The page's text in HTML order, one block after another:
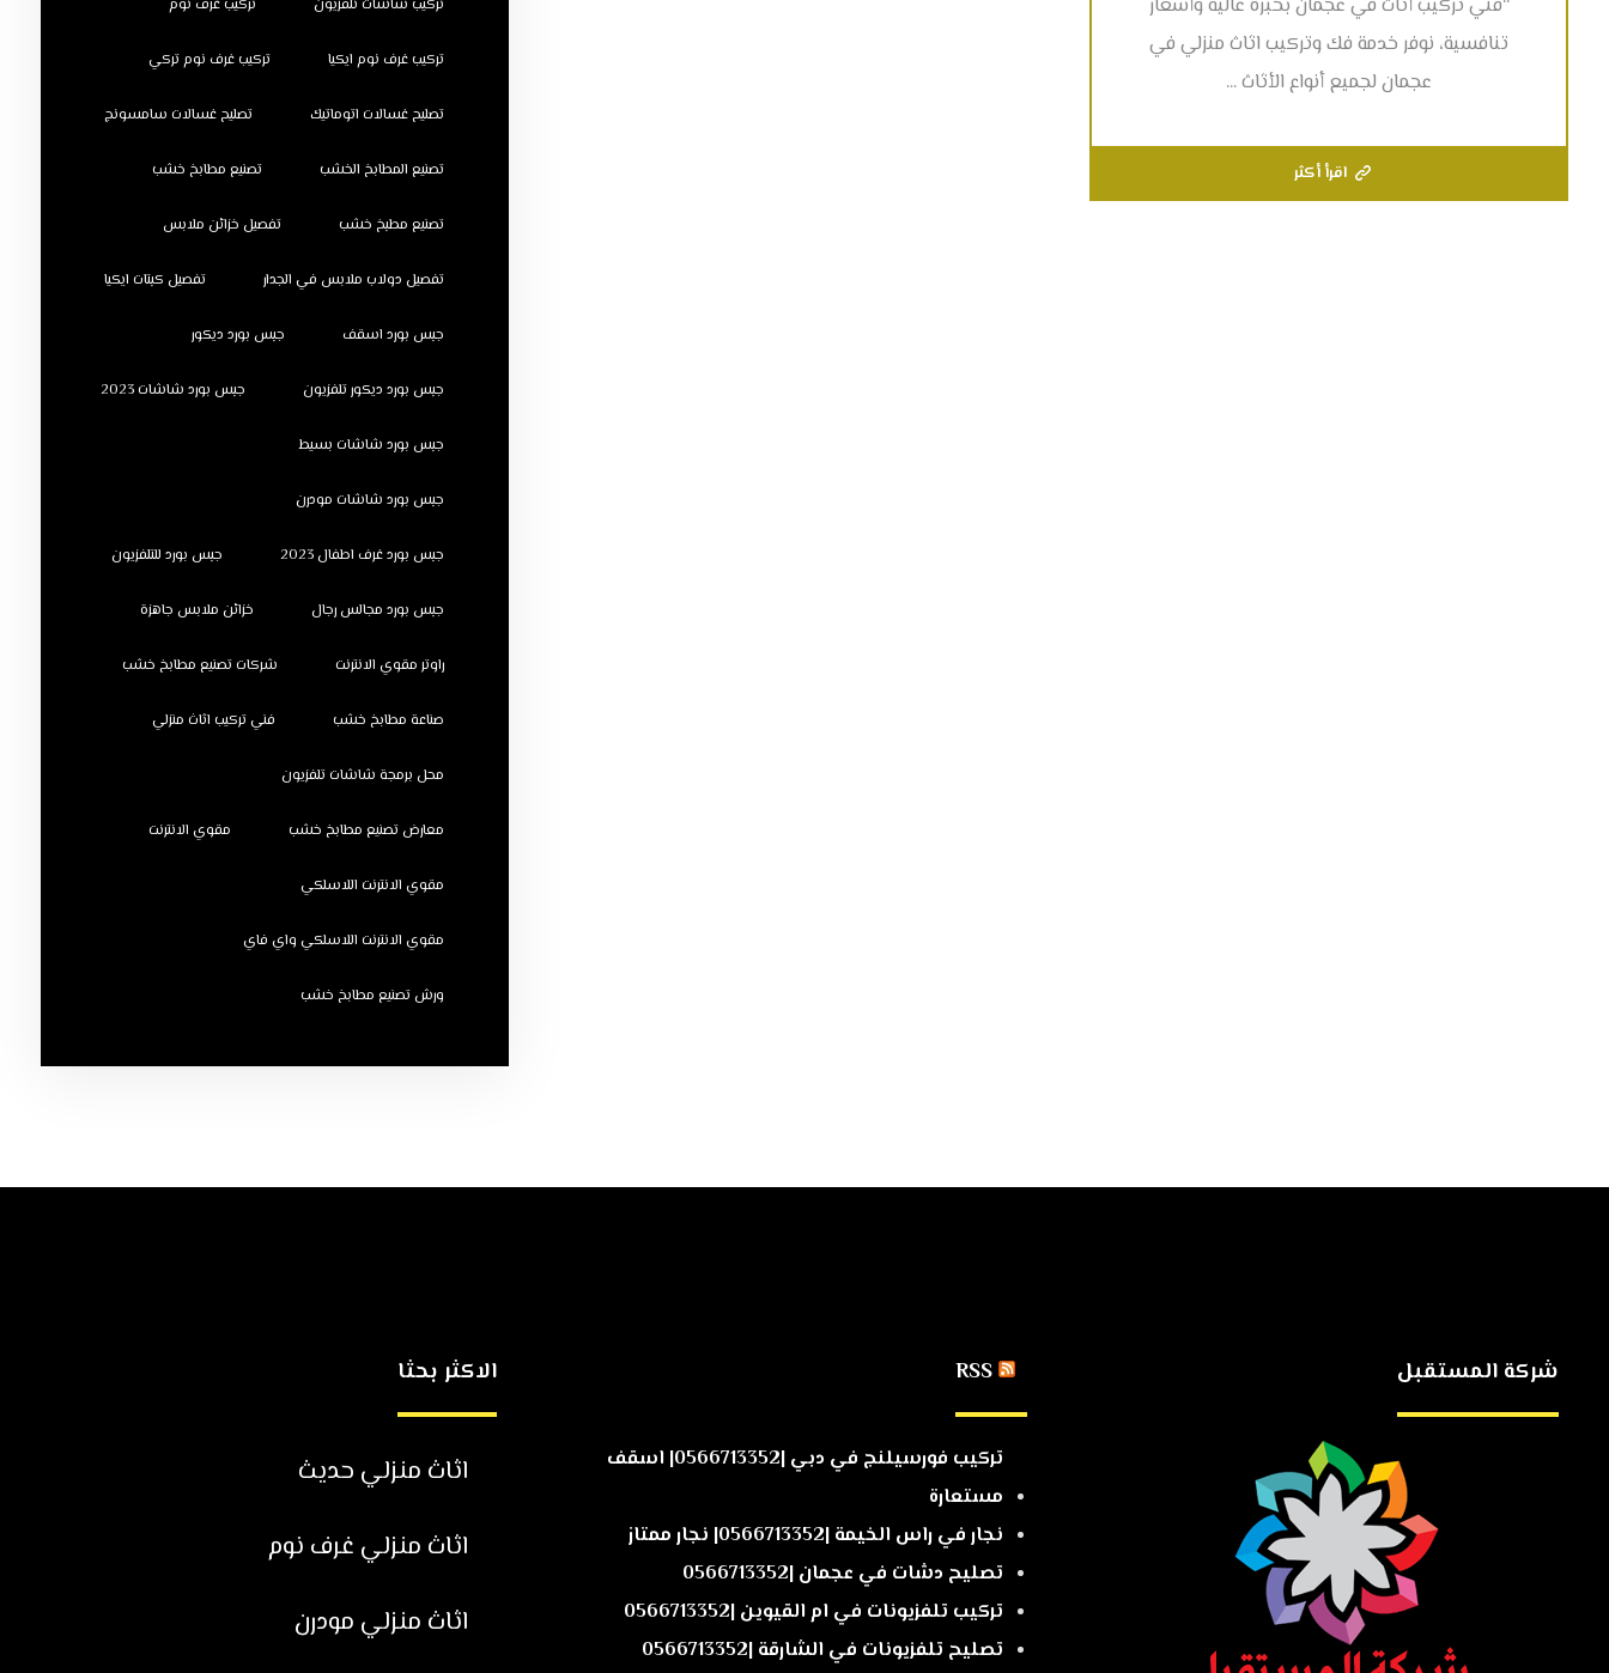
“فني تركيب أثاث في عجمان بخبرة عالية وأسعار
تنافسية، نوفر خدمة فك وتركيب اثاث منزلي في
عجمان لجميع أنواع الأثاث ...
اقرأ أكثر
تركيب شاشات تلفزيون تركيب غرف نوم
تركيب غرف نوم ايكيا تركيب غرف نوم تركي
تصليح غسالات اتوماتيك تصليح غسالات سامسونج
تصنيع المطابخ الخشب تصنيع مطابخ خشب
تصنيع مطبخ خشب تفصيل خزائن ملابس
تفصيل دولاب ملابس في الجدار تفصيل كبتات ايكيا
جبس بورد اسقف جبس بورد ديكور
جبس بورد ديكور تلفزيون جبس بورد شاشات 2023
جبس بورد شاشات بسيط
جبس بورد شاشات مودرن
جبس بورد غرف اطفال 2023 جبس بورد للتلفزيون
جبس بورد مجالس رجال خزائن ملابس جاهزة
راوتر مقوي الانترنت شركات تصنيع مطابخ خشب
صناعة مطابخ خشب فني تركيب اثاث منزلي
محل برمجة شاشات تلفزيون
معارض تصنيع مطابخ خشب مقوي الانترنت
مقوي الانترنت اللاسلكي
مقوي الانترنت اللاسلكي واي فاي
ورش تصنيع مطابخ خشب
شركة المستقبل RSS
تركيب فورسيلنج في دبي |0566713352| اسقف
مستعارة
نجار في راس الخيمة |0566713352| نجار ممتاز
تصليح دشات في عجمان |0566713352
تركيب تلفزيونات في ام القيوين |0566713352
تصليح تلفزيونات في الشارقة |0566713352
الاكثر بحثا
اثاث منزلي حديث
اثاث منزلي غرف نوم
اثاث منزلي مودرن